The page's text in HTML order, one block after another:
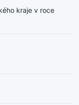
kraje v roce